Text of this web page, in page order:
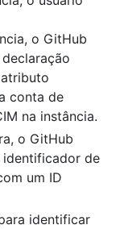
o GitHub
conta de
na instância.
o GitHub
identificador de
um ID
identificar